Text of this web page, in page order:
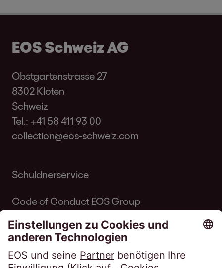
EOS Schweiz AG
Obstgartenstrasse 27
8302 Kloten
Schweiz
Tel.: +41 58 411 93 00
collection@eos-schweiz.com
Schuldnerservice
Code of Conduct EOS Group
Code of Conduct Inkasso Suisse
Linkedin EOS Schweiz